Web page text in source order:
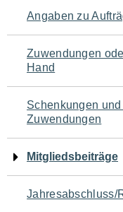
Angaben zu
Zuwendungen
Hand
Schenkungen
Zuwendungen
Mitgliedsbeiträge
Jahresabschluss/